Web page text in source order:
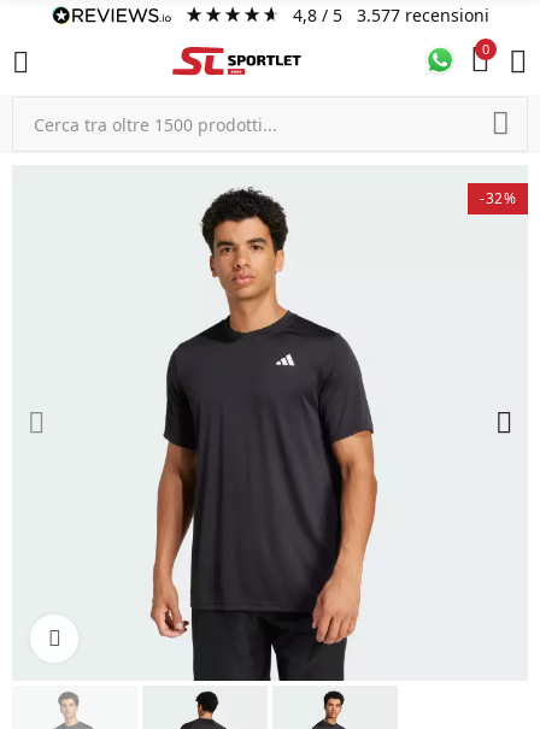
4,8/ 5 3.577 recensioni
0
-32%
Click to enlarge